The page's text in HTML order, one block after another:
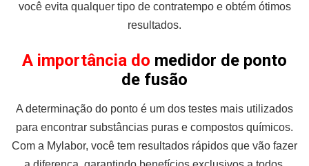
você evita qualquer tipo de contratempo e obtém ótimos
resultados.
A importância do medidor de ponto
de fusão
A determinação do ponto é um dos testes mais utilizados
para encontrar substâncias puras e compostos químicos.
Com a Mylabor, você tem resultados rápidos que vão fazer